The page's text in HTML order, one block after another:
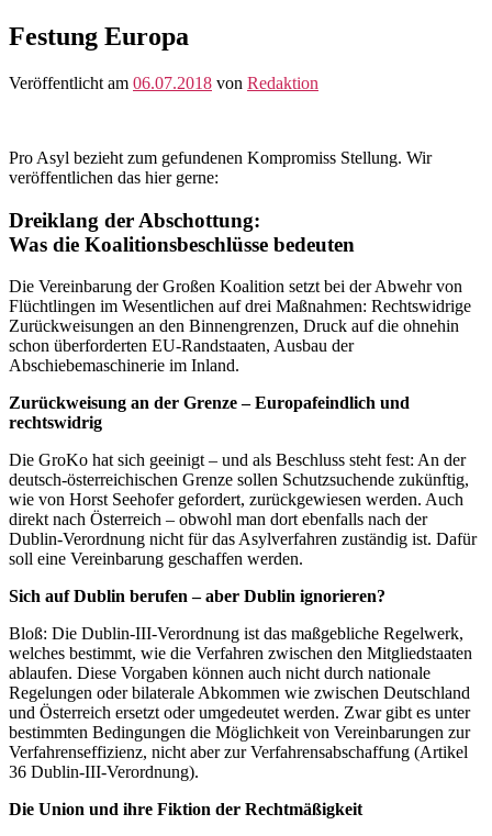
Festung Europa
Veröffentlicht am 06.07.2018 von Redaktion
Pro Asyl bezieht zum gefundenen Kompromiss Stellung. Wir
veröffentlichen das hier gerne:
Dreiklang der Abschottung:
Was die Koalitionsbeschlüsse bedeuten
Die Vereinbarung der Großen Koalition setzt bei der Abwehr von
Flüchtlingen im Wesentlichen auf drei Maßnahmen: Rechtswidrige
Zurückweisungen an den Binnengrenzen, Druck auf die ohnehin
schon überforderten EU-Randstaaten, Ausbau der
Abschiebemaschinerie im Inland.
Zurückweisung an der Grenze – Europafeindlich und
rechtswidrig
Die GroKo hat sich geeinigt – und als Beschluss steht fest: An der
deutsch-österreichischen Grenze sollen Schutzsuchende zukünftig,
wie von Horst Seehofer gefordert, zurückgewiesen werden. Auch
direkt nach Österreich – obwohl man dort ebenfalls nach der
Dublin-Verordnung nicht für das Asylverfahren zuständig ist. Dafür
soll eine Vereinbarung geschaffen werden.
Sich auf Dublin berufen – aber Dublin ignorieren?
Bloß: Die Dublin-III-Verordnung ist das maßgebliche Regelwerk,
welches bestimmt, wie die Verfahren zwischen den Mitgliedstaaten
ablaufen. Diese Vorgaben können auch nicht durch nationale
Regelungen oder bilaterale Abkommen wie zwischen Deutschland
und Österreich ersetzt oder umgedeutet werden. Zwar gibt es unter
bestimmten Bedingungen die Möglichkeit von Vereinbarungen zur
Verfahrenseffizienz, nicht aber zur Verfahrensabschaffung (Artikel
36 Dublin-III-Verordnung).
Die Union und ihre Fiktion der Rechtmäßigkeit